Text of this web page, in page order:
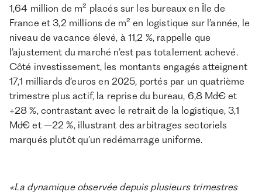
1,64 million de m² placés sur les bureaux en Île de
France et 3,2 millions de m² en logistique sur l’année, le
niveau de vacance élevé, à 11,2 %, rappelle que
l’ajustement du marché n’est pas totalement achevé.
Côté investissement, les montants engagés atteignent
17,1 milliards d’euros en 2025, portés par un quatrième
trimestre plus actif, la reprise du bureau, 6,8 Md€ et
+28 %, contrastant avec le retrait de la logistique, 3,1
Md€ et –22 %, illustrant des arbitrages sectoriels
marqués plutôt qu’un redémarrage uniforme.
«La dynamique observée depuis plusieurs trimestres